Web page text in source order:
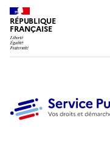
RÉPUBLIQUE
FRANÇAISE